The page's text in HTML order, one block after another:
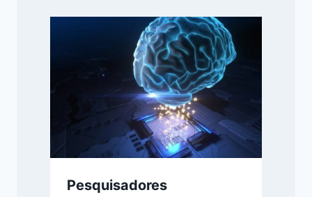
Pesquisadores